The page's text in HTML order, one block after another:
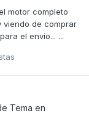
motor completo
viendo de comprar
el envío... ...
Tema en